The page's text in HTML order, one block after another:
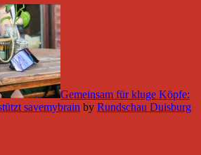
Gemeinsam für kluge Köpfe:
savemybrain by Rundschau Duisburg